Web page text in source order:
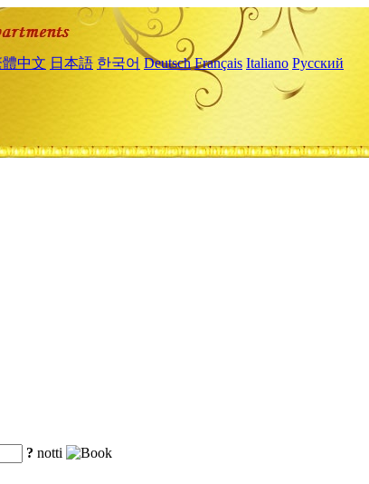
中文 日本語 한국어 Deutsch Français Italiano Русский
? notti